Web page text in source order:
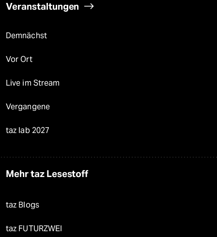
Veranstaltungen
Demnächst
Vor Ort
Live im Stream
Vergangene
taz lab 2027
Mehr taz Lesestoff
taz Blogs
taz FUTURZWEI